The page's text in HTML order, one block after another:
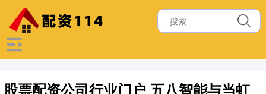
股票配资公司行业门户 五八智能与当虹